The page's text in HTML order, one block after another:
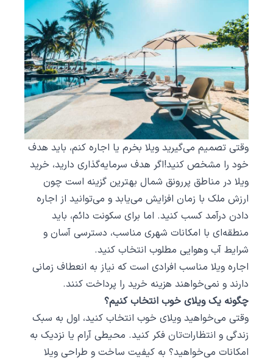
وقتی تصمیم می‌گیرید ویلا بخرم یا اجاره کنم، باید هدف
خود را مشخص کنید!اگر هدف سرمایه‌گذاری دارید، خرید
ویلا در مناطق پررونق شمال بهترین گزینه است چون
ارزش ملک با زمان افزایش می‌یابد و می‌توانید از اجاره
دادن درآمد کسب کنید. اما برای سکونت دائم، باید
منطقه‌ای با امکانات شهری مناسب، دسترسی آسان و
شرایط آب ‌وهوایی مطلوب انتخاب کنید.
اجاره ویلا مناسب افرادی است که نیاز به انعطاف زمانی
دارند و نمی‌خواهند هزینه خرید را پرداخت کنند.
چگونه یک ویلای خوب انتخاب کنیم؟
وقتی می‌خواهید ویلای خوب انتخاب کنید، اول به سبک
زندگی و انتظارات‌تان فکر کنید. محیطی آرام یا نزدیک به
امکانات می‌خواهید؟ به کیفیت ساخت و طراحی ویلا